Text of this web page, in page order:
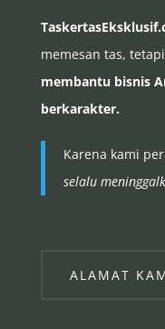
memesan tas, tetapi
membantu bisnis
berkarakter.
Karena kami
selalu
ALAMAT